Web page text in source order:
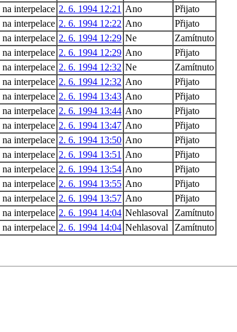
interpelace 2. 6. 1994 12:21 Ano
Přijato
interpelace 2. 6. 1994 12:22 Ano
Přijato
interpelace 2. 6. 1994 12:29 Ne
Zamítnuto
interpelace 2. 6. 1994 12:29 Ano
Přijato
interpelace 2. 6. 1994 12:32 Ne
Zamítnuto
interpelace 2. 6. 1994 12:32 Ano
Přijato
interpelace 2. 6. 1994 13:43 Ano
Přijato
interpelace 2. 6. 1994 13:44 Ano
Přijato
interpelace 2. 6. 1994 13:47 Ano
Přijato
interpelace 2. 6. 1994 13:50 Ano
Přijato
interpelace 2. 6. 1994 13:51 Ano
Přijato
interpelace 2. 6. 1994 13:54 Ano
Přijato
interpelace 2. 6. 1994 13:55 Ano
Přijato
interpelace 2. 6. 1994 13:57 Ano
Přijato
interpelace 2. 6. 1994 14:04 Nehlasoval
Zamítnuto
interpelace 2. 6. 1994 14:04 Nehlasoval Zamítnuto